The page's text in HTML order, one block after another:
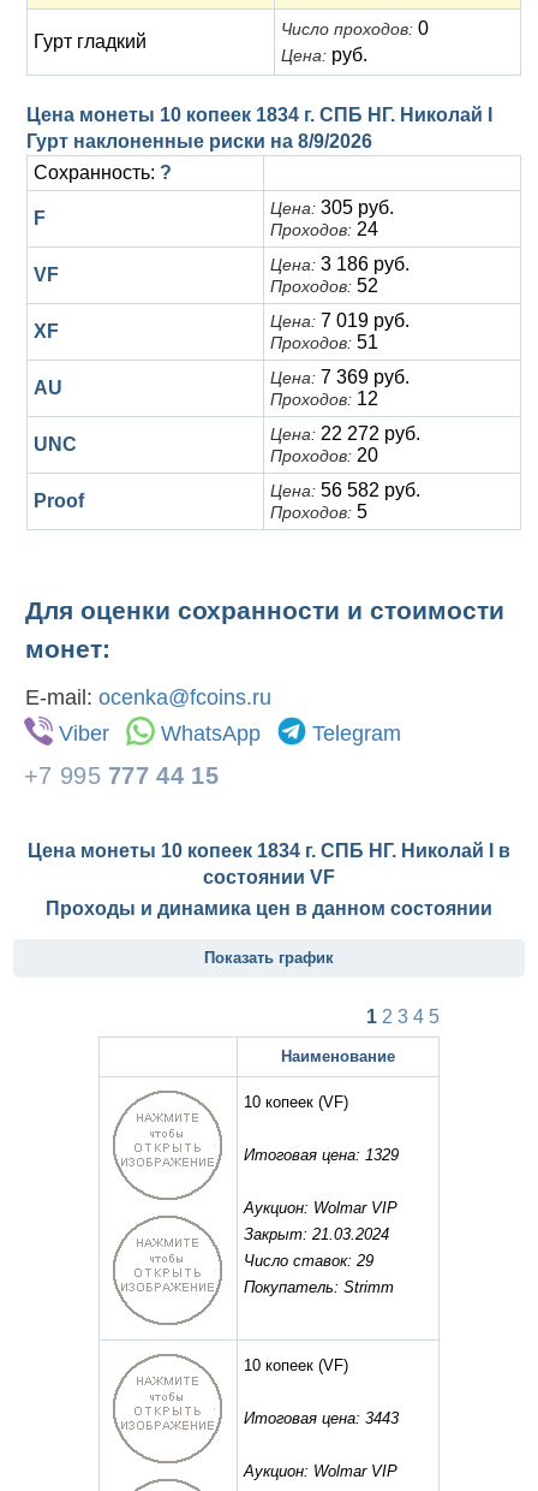
Гурт гладкий
Число проходов: 0
Цена: руб.
Цена монеты 10 копеек 1834 г. СПБ НГ. Николай I
Гурт наклоненные риски на 8/9/2026
Сохранность: ?
F Цена: 305 руб.
Проходов: 24
VF Цена: 3 186 руб.
Проходов: 52
XF Цена: 7 019 руб.
Проходов: 51
AU Цена: 7 369 руб.
Проходов: 12
UNC Цена: 22 272 руб.
Проходов: 20
Proof Цена: 56 582 руб.
Проходов: 5
Для оценки сохранности и стоимости
монет:
E-mail: ocenka@fcoins.ru
Viber
WhatsApp Telegram
+7 995 777 44 15
Цена монеты 10 копеек 1834 г. СПБ НГ. Николай I в
состоянии VF
Проходы и динамика цен в данном состоянии
Показать график
1 2 3 4 5
Наименование
10 копеек (VF)
Итоговая цена: 1329
Аукцион: Wolmar VIP
Закрыт: 21.03.2024
Число ставок: 29
Покупатель: Strimm
10 копеек (VF)
Итоговая цена: 3443
Аукцион: Wolmar VIP